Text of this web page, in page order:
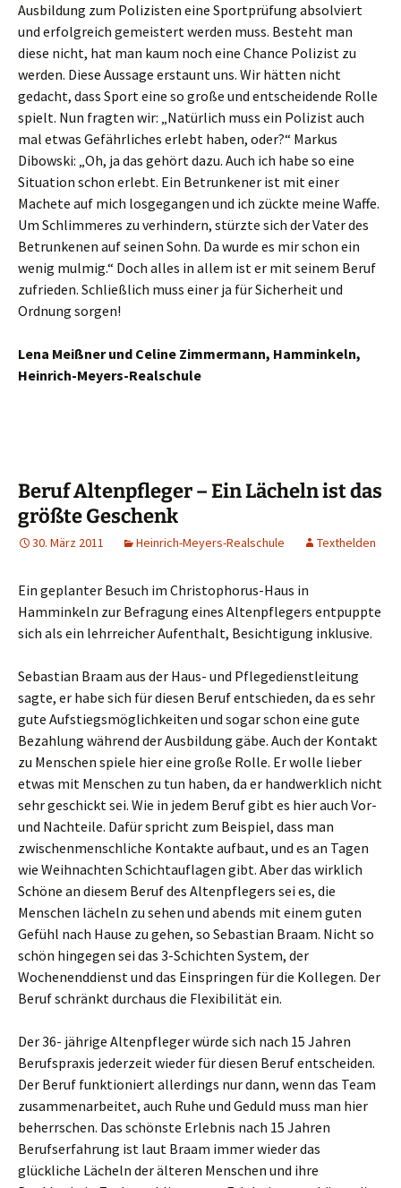
Ausbildung zum Polizisten eine Sportprüfung absolviert
und erfolgreich gemeistert werden muss. Besteht man
diese nicht, hat man kaum noch eine Chance Polizist zu
werden. Diese Aussage erstaunt uns. Wir hätten nicht
gedacht, dass Sport eine so große und entscheidende Rolle
spielt. Nun fragten wir: „Natürlich muss ein Polizist auch
mal etwas Gefährliches erlebt haben, oder?“ Markus
Dibowski: „Oh, ja das gehört dazu. Auch ich habe so eine
Situation schon erlebt. Ein Betrunkener ist mit einer
Machete auf mich losgegangen und ich zückte meine Waffe.
Um Schlimmeres zu verhindern, stürzte sich der Vater des
Betrunkenen auf seinen Sohn. Da wurde es mir schon ein
wenig mulmig.“ Doch alles in allem ist er mit seinem Beruf
zufrieden. Schließlich muss einer ja für Sicherheit und
Ordnung sorgen!
Lena Meißner und Celine Zimmermann, Hamminkeln,
Heinrich-Meyers-Realschule
Beruf Altenpfleger – Ein Lächeln ist das
größte Geschenk
30. März 2011 Heinrich-Meyers-Realschule Texthelden
Ein geplanter Besuch im Christophorus-Haus in
Hamminkeln zur Befragung eines Altenpflegers entpuppte
sich als ein lehrreicher Aufenthalt, Besichtigung inklusive.
Sebastian Braam aus der Haus- und Pflegedienstleitung
sagte, er habe sich für diesen Beruf entschieden, da es sehr
gute Aufstiegsmöglichkeiten und sogar schon eine gute
Bezahlung während der Ausbildung gäbe. Auch der Kontakt
zu Menschen spiele hier eine große Rolle. Er wolle lieber
etwas mit Menschen zu tun haben, da er handwerklich nicht
sehr geschickt sei. Wie in jedem Beruf gibt es hier auch Vor-
und Nachteile. Dafür spricht zum Beispiel, dass man
zwischenmenschliche Kontakte aufbaut, und es an Tagen
wie Weihnachten Schichtauflagen gibt. Aber das wirklich
Schöne an diesem Beruf des Altenpflegers sei es, die
Menschen lächeln zu sehen und abends mit einem guten
Gefühl nach Hause zu gehen, so Sebastian Braam. Nicht so
schön hingegen sei das 3-Schichten System, der
Wochenenddienst und das Einspringen für die Kollegen. Der
Beruf schränkt durchaus die Flexibilität ein.
Der 36- jährige Altenpfleger würde sich nach 15 Jahren
Berufspraxis jederzeit wieder für diesen Beruf entscheiden.
Der Beruf funktioniert allerdings nur dann, wenn das Team
zusammenarbeitet, auch Ruhe und Geduld muss man hier
beherrschen. Das schönste Erlebnis nach 15 Jahren
Berufserfahrung ist laut Braam immer wieder das
glückliche Lächeln der älteren Menschen und ihre